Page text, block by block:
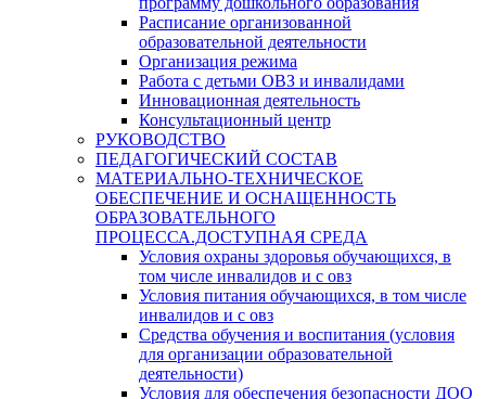
Расписание организованной
образовательной деятельности
Организация режима
Работа с детьми ОВЗ и инвалидами
Инновационная деятельность
Консультационный центр
РУКОВОДСТВО
ПЕДАГОГИЧЕСКИЙ СОСТАВ
МАТЕРИАЛЬНО-ТЕХНИЧЕСКОЕ
ОБЕСПЕЧЕНИЕ И ОСНАЩЕННОСТЬ
ОБРАЗОВАТЕЛЬНОГО
ПРОЦЕССА.ДОСТУПНАЯ СРЕДА
Условия охраны здоровья обучающихся, в
том числе инвалидов и с овз
Условия питания обучающихся, в том числе
инвалидов и с овз
Средства обучения и воспитания (условия
для организации образовательной
деятельности)
Условия для обеспечения безопасности ДОО